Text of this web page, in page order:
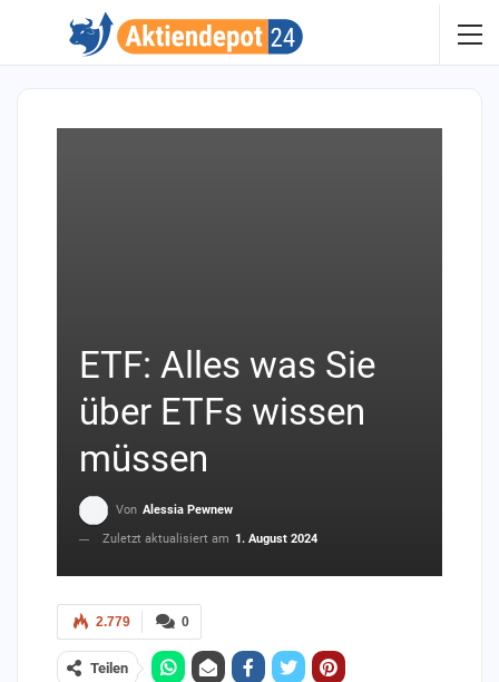
ETF: Alles was Sie
über ETFs wissen
müssen
Von Alessia Pewnew
Zuletzt aktualisiert am 1. August 2024
0
2.779
Teilen